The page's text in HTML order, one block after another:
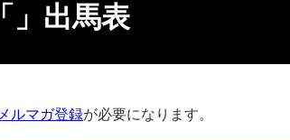
」出馬表
メルマガ登録が必要になります。